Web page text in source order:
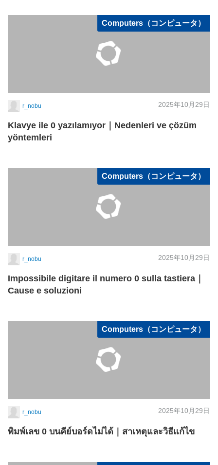
Computers（コンピュータ）
r_nobu 2025年10月29日
Klavye ile 0 yazılamıyor｜Nedenleri ve çözüm
yöntemleri
Computers（コンピュータ）
r_nobu 2025年10月29日
Impossibile digitare il numero 0 sulla tastiera｜
Cause e soluzioni
Computers（コンピュータ）
r_nobu 2025年10月29日
พิมพ์เลข 0 บนคีย์บอร์ดไม่ได้｜สาเหตุและวิธีแก้ไข